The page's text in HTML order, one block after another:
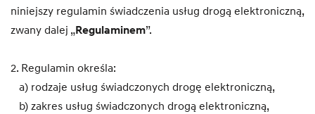
niniejszy regulamin świadczenia usług drogą elektroniczną,
zwany dalej „Regulaminem”.
2. Regulamin określa:
a) rodzaje usług świadczonych drogę elektroniczną,
b) zakres usług świadczonych drogą elektroniczną,